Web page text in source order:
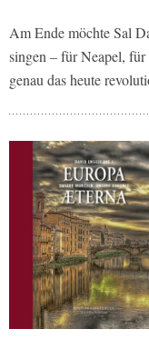
Am Ende möchte Sal
singen – für Neapel,
genau das heute